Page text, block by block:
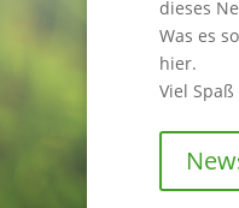
dieses
Was es
hier.
Viel